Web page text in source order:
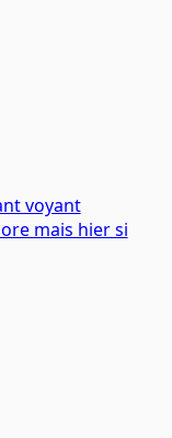
voyant
mais hier si